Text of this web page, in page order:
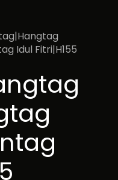
Idul Fitri|H155